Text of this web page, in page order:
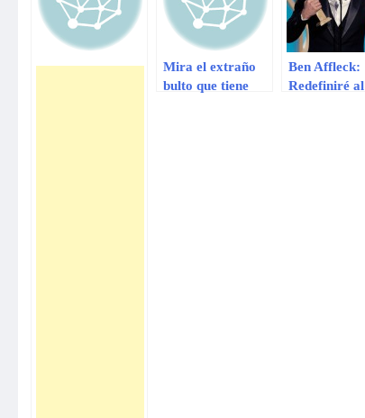
Mira el extraño
bulto que tiene
Ben Affleck:
Redefiniré al